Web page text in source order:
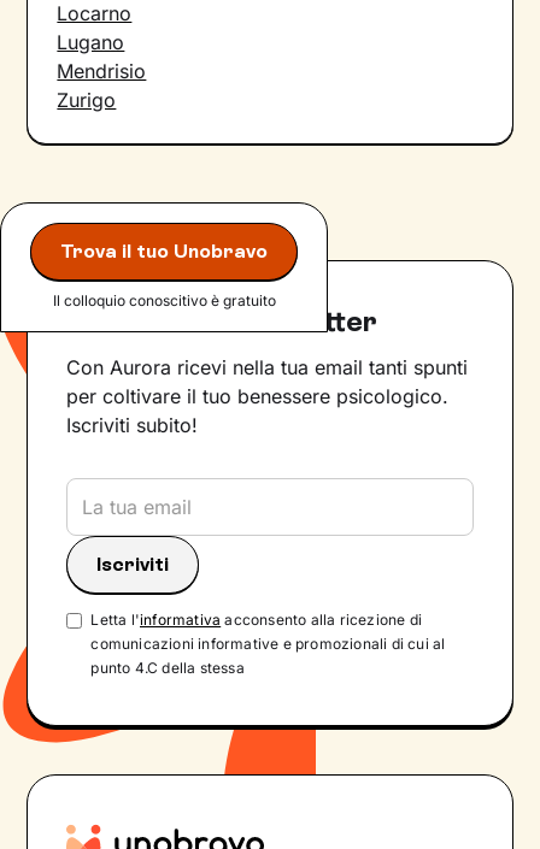
Locarno
Lugano
Mendrisio
Zurigo
Trova il tuo Unobravo
Il colloquio conoscitivo è gratuito
Iscriviti alla newsletter
Con Aurora ricevi nella tua email tanti spunti
per coltivare il tuo benessere psicologico.
Iscriviti subito!
Letta l'informativa acconsento alla ricezione di
comunicazioni informative e promozionali di cui al
punto 4.C della stessa